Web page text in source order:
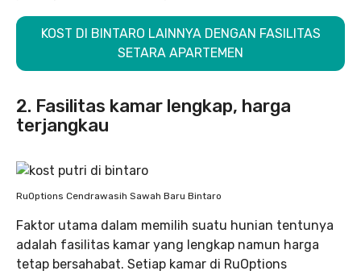
KOST DI BINTARO LAINNYA DENGAN FASILITAS
SETARA APARTEMEN
2. Fasilitas kamar lengkap, harga
terjangkau
RuOptions Cendrawasih Sawah Baru Bintaro
Faktor utama dalam memilih suatu hunian tentunya
adalah fasilitas kamar yang lengkap namun harga
tetap bersahabat. Setiap kamar di RuOptions